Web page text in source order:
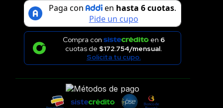
Compra con en 6
cuotas de $172.754/mensual.
Solicita tu cupo.